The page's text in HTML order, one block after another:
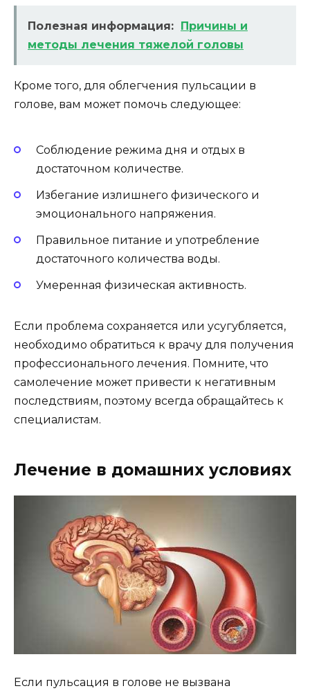
Полезная информация:
Причины и
методы лечения тяжелой головы
Кроме того, для облегчения пульсации в
голове, вам может помочь следующее:
Соблюдение режима дня и отдых в
достаточном количестве.
Избегание излишнего физического и
эмоционального напряжения.
Правильное питание и употребление
достаточного количества воды.
Умеренная физическая активность.
Если проблема сохраняется или усугубляется,
необходимо обратиться к врачу для получения
профессионального лечения. Помните, что
самолечение может привести к негативным
последствиям, поэтому всегда обращайтесь к
специалистам.
Лечение в домашних условиях
Если пульсация в голове не вызвана